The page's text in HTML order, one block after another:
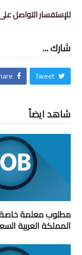
للإستفسار التواصل
شارك ...
Tweet
شاهد ايضاً
مطلوب معلمة خاصة
المملكة العربية